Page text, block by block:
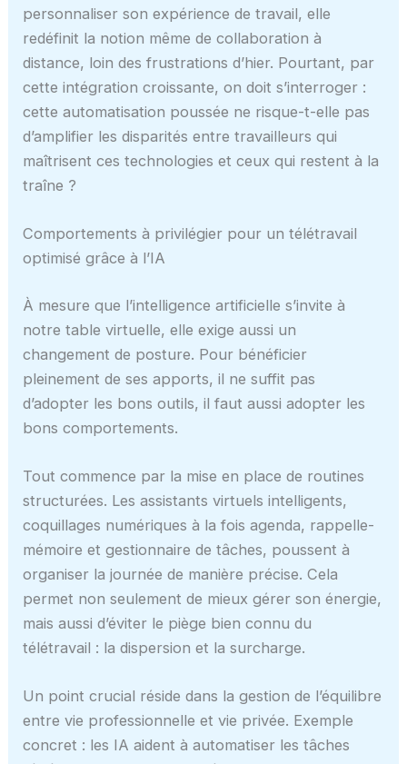
personnaliser son expérience de travail, elle
redéfinit la notion même de collaboration à
distance, loin des frustrations d’hier. Pourtant, par
cette intégration croissante, on doit s’interroger :
cette automatisation poussée ne risque-t-elle pas
d’amplifier les disparités entre travailleurs qui
maîtrisent ces technologies et ceux qui restent à la
traîne ?
Comportements à privilégier pour un télétravail
optimisé grâce à l’IA
À mesure que l’intelligence artificielle s’invite à
notre table virtuelle, elle exige aussi un
changement de posture. Pour bénéficier
pleinement de ses apports, il ne suffit pas
d’adopter les bons outils, il faut aussi adopter les
bons comportements.
Tout commence par la mise en place de routines
structurées. Les assistants virtuels intelligents,
coquillages numériques à la fois agenda, rappelle-
mémoire et gestionnaire de tâches, poussent à
organiser la journée de manière précise. Cela
permet non seulement de mieux gérer son énergie,
mais aussi d’éviter le piège bien connu du
télétravail : la dispersion et la surcharge.
Un point crucial réside dans la gestion de l’équilibre
entre vie professionnelle et vie privée. Exemple
concret : les IA aident à automatiser les tâches